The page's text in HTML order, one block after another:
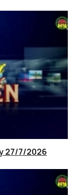
27/7/2026